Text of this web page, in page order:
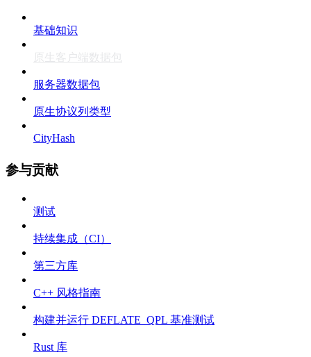
基础知识
原生客户端数据包
服务器数据包
原生协议列类型
CityHash
参与贡献
测试
持续集成（CI）
第三方库
C++ 风格指南
构建并运行 DEFLATE_QPL 基准测试
Rust 库